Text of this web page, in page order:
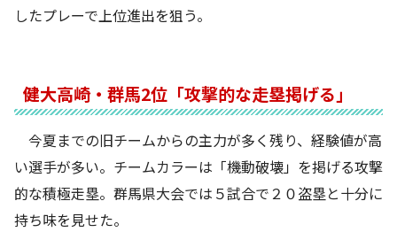
したプレーで上位進出を狙う。
健大高崎・群馬2位「攻撃的な走塁掲げる」
今夏までの旧チームからの主力が多く残り、経験値が高
い選手が多い。チームカラーは「機動破壊」を掲げる攻撃
的な積極走塁。群馬県大会では５試合で２０盗塁と十分に
持ち味を見せた。